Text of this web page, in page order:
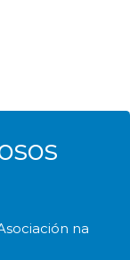
na